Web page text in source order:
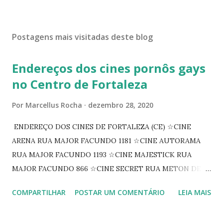
Postagens mais visitadas deste blog
Endereços dos cines pornôs gays
no Centro de Fortaleza
Por Marcellus Rocha dezembro 28, 2020
ENDEREÇO DOS CINES DE FORTALEZA (CE) ☆CINE
ARENA RUA MAJOR FACUNDO 1181 ☆CINE AUTORAMA
RUA MAJOR FACUNDO 1193 ☆CINE MAJESTICK RUA
MAJOR FACUNDO 866 ☆CINE SECRET RUA METON DE
PEIXOTO 1307 ☆CINE IRIS RUA FLORIANO PEIXOTO 1206
COMPARTILHAR POSTAR UM COMENTÁRIO LEIA MAIS